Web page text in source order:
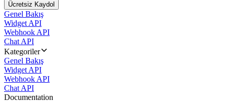
Ücretsiz Kaydol
Genel Bakış
Widget API
Webhook API
Chat API
Kategoriler
Genel Bakış
Widget API
Webhook API
Chat API
Documentation